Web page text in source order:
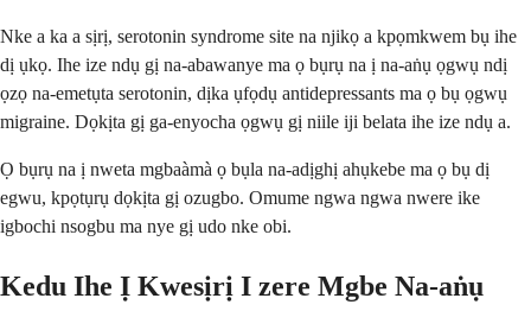
Nke a ka a sịrị, serotonin syndrome site na njikọ a kpọmkwem bụ ihe
dị ụkọ. Ihe ize ndụ gị na-abawanye ma ọ bụrụ na ị na-aṅụ ọgwụ ndị
ọzọ na-emetụta serotonin, dịka ụfọdụ antidepressants ma ọ bụ ọgwụ
migraine. Dọkịta gị ga-enyocha ọgwụ gị niile iji belata ihe ize ndụ a.
Ọ bụrụ na ị nweta mgbaàmà ọ bụla na-adịghị ahụkebe ma ọ bụ dị
egwu, kpọtụrụ dọkịta gị ozugbo. Omume ngwa ngwa nwere ike
igbochi nsogbu ma nye gị udo nke obi.
Kedu Ihe Ị Kwesịrị I zere Mgbe Na-aṅụ